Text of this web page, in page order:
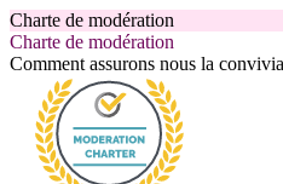
Charte de modération
Charte de modération
Comment assurons nous la